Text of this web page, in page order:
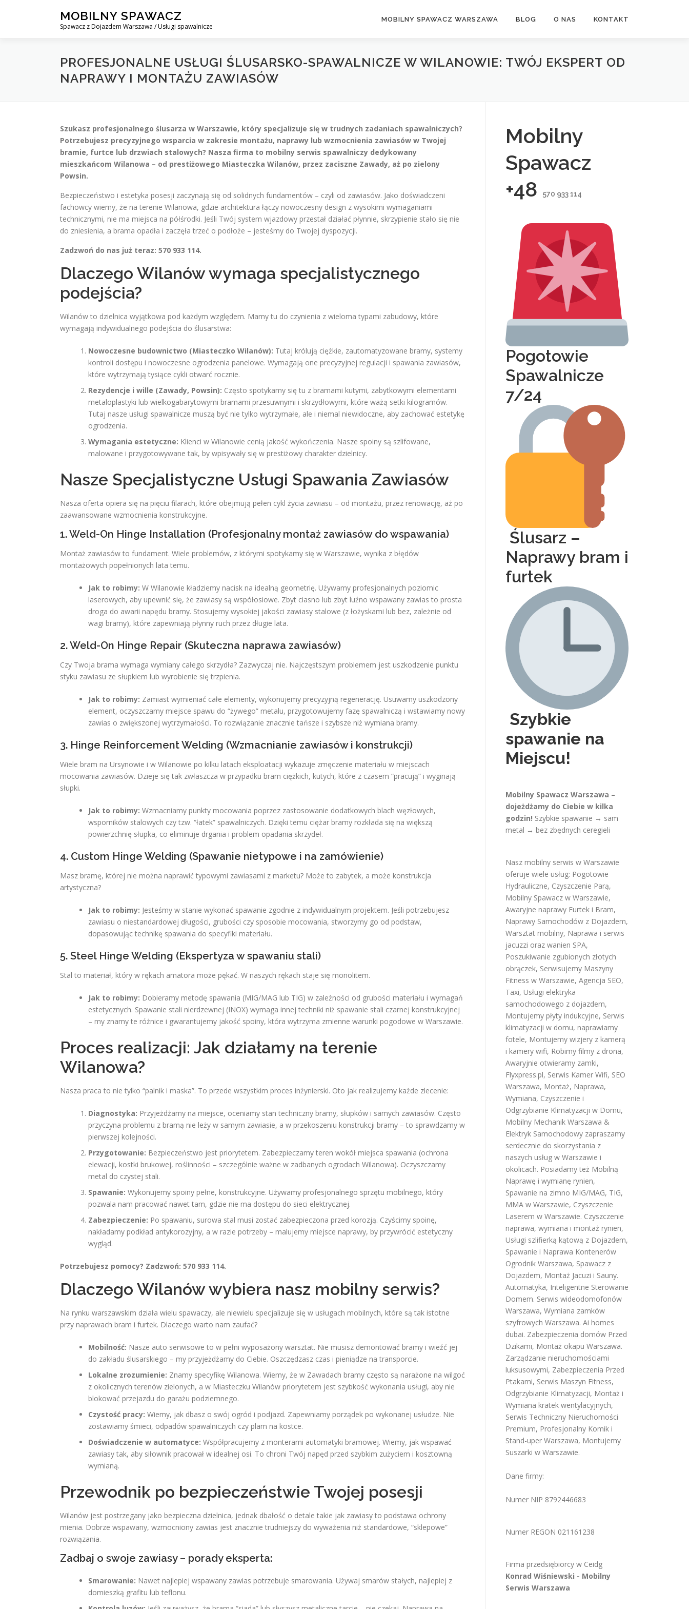
MOBILNY SPAWACZ
Spawacz z Dojazdem Warszawa / Usługi spawalnicze
MOBILNY SPAWACZ WARSZAWA BLOG O NAS KONTAKT
PROFESJONALNE USŁUGI ŚLUSARSKO-SPAWALNICZE W WILANOWIE: TWÓJ EKSPERT OD
NAPRAWY I MONTAŻU ZAWIASÓW
Szukasz profesjonalnego ślusarza w Warszawie, który specjalizuje się w trudnych zadaniach spawalniczych?
Potrzebujesz precyzyjnego wsparcia w zakresie montażu, naprawy lub wzmocnienia zawiasów w Twojej
bramie, furtce lub drzwiach stalowych? Nasza firma to mobilny serwis spawalniczy dedykowany
mieszkańcom Wilanowa – od prestiżowego Miasteczka Wilanów, przez zaciszne Zawady, aż po zielony
Powsin.
Bezpieczeństwo i estetyka posesji zaczynają się od solidnych fundamentów – czyli od zawiasów. Jako doświadczeni
fachowcy wiemy, że na terenie Wilanowa, gdzie architektura łączy nowoczesny design z wysokimi wymaganiami
technicznymi, nie ma miejsca na półśrodki. Jeśli Twój system wjazdowy przestał działać płynnie, skrzypienie stało się nie
do zniesienia, a brama opadła i zaczęła trzeć o podłoże – jesteśmy do Twojej dyspozycji.
Zadzwoń do nas już teraz: 570 933 114.
Dlaczego Wilanów wymaga specjalistycznego
podejścia?
Wilanów to dzielnica wyjątkowa pod każdym względem. Mamy tu do czynienia z wieloma typami zabudowy, które
wymagają indywidualnego podejścia do ślusarstwa:
Nowoczesne budownictwo (Miasteczko Wilanów): Tutaj królują ciężkie, zautomatyzowane bramy, systemy
kontroli dostępu i nowoczesne ogrodzenia panelowe. Wymagają one precyzyjnej regulacji i spawania zawiasów,
które wytrzymają tysiące cykli otwarć rocznie.
Rezydencje i wille (Zawady, Powsin): Często spotykamy się tu z bramami kutymi, zabytkowymi elementami
metaloplastyki lub wielkogabarytowymi bramami przesuwnymi i skrzydłowymi, które ważą setki kilogramów.
Tutaj nasze usługi spawalnicze muszą być nie tylko wytrzymałe, ale i niemal niewidoczne, aby zachować estetykę
ogrodzenia.
Wymagania estetyczne: Klienci w Wilanowie cenią jakość wykończenia. Nasze spoiny są szlifowane,
malowane i przygotowywane tak, by wpisywały się w prestiżowy charakter dzielnicy.
Nasze Specjalistyczne Usługi Spawania Zawiasów
Nasza oferta opiera się na pięciu filarach, które obejmują pełen cykl życia zawiasu – od montażu, przez renowację, aż po
zaawansowane wzmocnienia konstrukcyjne.
1. Weld-On Hinge Installation (Profesjonalny montaż zawiasów do wspawania)
Montaż zawiasów to fundament. Wiele problemów, z którymi spotykamy się w Warszawie, wynika z błędów
montażowych popełnionych lata temu.
Jak to robimy: W Wilanowie kładziemy nacisk na idealną geometrię. Używamy profesjonalnych poziomic
laserowych, aby upewnić się, że zawiasy są współosiowe. Zbyt ciasno lub zbyt luźno wspawany zawias to prosta
droga do awarii napędu bramy. Stosujemy wysokiej jakości zawiasy stalowe (z łożyskami lub bez, zależnie od
wagi bramy), które zapewniają płynny ruch przez długie lata.
2. Weld-On Hinge Repair (Skuteczna naprawa zawiasów)
Czy Twoja brama wymaga wymiany całego skrzydła? Zazwyczaj nie. Najczęstszym problemem jest uszkodzenie punktu
styku zawiasu ze słupkiem lub wyrobienie się trzpienia.
Jak to robimy: Zamiast wymieniać całe elementy, wykonujemy precyzyjną regenerację. Usuwamy uszkodzony
element, oczyszczamy miejsce spawu do “żywego” metalu, przygotowujemy fazę spawalniczą i wstawiamy nowy
zawias o zwiększonej wytrzymałości. To rozwiązanie znacznie tańsze i szybsze niż wymiana bramy.
3. Hinge Reinforcement Welding (Wzmacnianie zawiasów i konstrukcji)
Wiele bram na Ursynowie i w Wilanowie po kilku latach eksploatacji wykazuje zmęczenie materiału w miejscach
mocowania zawiasów. Dzieje się tak zwłaszcza w przypadku bram ciężkich, kutych, które z czasem “pracują” i wyginają
słupki.
Jak to robimy: Wzmacniamy punkty mocowania poprzez zastosowanie dodatkowych blach węzłowych,
wsporników stalowych czy tzw. “łatek” spawalniczych. Dzięki temu ciężar bramy rozkłada się na większą
powierzchnię słupka, co eliminuje drgania i problem opadania skrzydeł.
4. Custom Hinge Welding (Spawanie nietypowe i na zamówienie)
Masz bramę, której nie można naprawić typowymi zawiasami z marketu? Może to zabytek, a może konstrukcja
artystyczna?
Jak to robimy: Jesteśmy w stanie wykonać spawanie zgodnie z indywidualnym projektem. Jeśli potrzebujesz
zawiasu o niestandardowej długości, grubości czy sposobie mocowania, stworzymy go od podstaw,
dopasowując technikę spawania do specyfiki materiału.
5. Steel Hinge Welding (Ekspertyza w spawaniu stali)
Stal to materiał, który w rękach amatora może pękać. W naszych rękach staje się monolitem.
Jak to robimy: Dobieramy metodę spawania (MIG/MAG lub TIG) w zależności od grubości materiału i wymagań
estetycznych. Spawanie stali nierdzewnej (INOX) wymaga innej techniki niż spawanie stali czarnej konstrukcyjnej
– my znamy te różnice i gwarantujemy jakość spoiny, która wytrzyma zmienne warunki pogodowe w Warszawie.
Proces realizacji: Jak działamy na terenie
Wilanowa?
Nasza praca to nie tylko “palnik i maska”. To przede wszystkim proces inżynierski. Oto jak realizujemy każde zlecenie:
Diagnostyka: Przyjeżdżamy na miejsce, oceniamy stan techniczny bramy, słupków i samych zawiasów. Często
przyczyna problemu z bramą nie leży w samym zawiasie, a w przekoszeniu konstrukcji bramy – to sprawdzamy w
pierwszej kolejności.
Przygotowanie: Bezpieczeństwo jest priorytetem. Zabezpieczamy teren wokół miejsca spawania (ochrona
elewacji, kostki brukowej, roślinności – szczególnie ważne w zadbanych ogrodach Wilanowa). Oczyszczamy
metal do czystej stali.
Spawanie: Wykonujemy spoiny pełne, konstrukcyjne. Używamy profesjonalnego sprzętu mobilnego, który
pozwala nam pracować nawet tam, gdzie nie ma dostępu do sieci elektrycznej.
Zabezpieczenie: Po spawaniu, surowa stal musi zostać zabezpieczona przed korozją. Czyścimy spoinę,
nakładamy podkład antykorozyjny, a w razie potrzeby – malujemy miejsce naprawy, by przywrócić estetyczny
wygląd.
Potrzebujesz pomocy? Zadzwoń: 570 933 114.
Dlaczego Wilanów wybiera nasz mobilny serwis?
Na rynku warszawskim działa wielu spawaczy, ale niewielu specjalizuje się w usługach mobilnych, które są tak istotne
przy naprawach bram i furtek. Dlaczego warto nam zaufać?
Mobilność: Nasze auto serwisowe to w pełni wyposażony warsztat. Nie musisz demontować bramy i wieźć jej
do zakładu ślusarskiego – my przyjeżdżamy do Ciebie. Oszczędzasz czas i pieniądze na transporcie.
Lokalne zrozumienie: Znamy specyfikę Wilanowa. Wiemy, że w Zawadach bramy często są narażone na wilgoć
z okolicznych terenów zielonych, a w Miasteczku Wilanów priorytetem jest szybkość wykonania usługi, aby nie
blokować przejazdu do garażu podziemnego.
Czystość pracy: Wiemy, jak dbasz o swój ogród i podjazd. Zapewniamy porządek po wykonanej usłudze. Nie
zostawiamy śmieci, odpadów spawalniczych czy plam na kostce.
Doświadczenie w automatyce: Współpracujemy z monterami automatyki bramowej. Wiemy, jak wspawać
zawiasy tak, aby siłownik pracował w idealnej osi. To chroni Twój napęd przed szybkim zużyciem i kosztowną
wymianą.
Przewodnik po bezpieczeństwie Twojej posesji
Wilanów jest postrzegany jako bezpieczna dzielnica, jednak dbałość o detale takie jak zawiasy to podstawa ochrony
mienia. Dobrze wspawany, wzmocniony zawias jest znacznie trudniejszy do wyważenia niż standardowe, “sklepowe”
rozwiązania.
Zadbaj o swoje zawiasy – porady eksperta:
Smarowanie: Nawet najlepiej wspawany zawias potrzebuje smarowania. Używaj smarów stałych, najlepiej z
domieszką grafitu lub teflonu.
Mobilny
Spawacz
+48
570 933 114
Pogotowie
Spawalnicze
7/24
Ślusarz –
Naprawy bram i
furtek
Szybkie
spawanie na
Miejscu!
Mobilny Spawacz Warszawa –
dojeżdżamy do Ciebie w kilka
godzin! Szybkie spawanie → sam
metal → bez zbędnych ceregieli
Nasz mobilny serwis w Warszawie
oferuje wiele usług: Pogotowie
Hydrauliczne, Czyszczenie Parą,
Mobilny Spawacz w Warszawie,
Awaryjne naprawy Furtek i Bram,
Naprawy Samochodów z Dojazdem,
Warsztat mobilny, Naprawa i serwis
jacuzzi oraz wanien SPA,
Poszukiwanie zgubionych złotych
obrączek, Serwisujemy Maszyny
Fitness w Warszawie, Agencja SEO,
Taxi, Usługi elektryka
samochodowego z dojazdem,
Montujemy płyty indukcyjne, Serwis
klimatyzacji w domu, naprawiamy
fotele, Montujemy wizjery z kamerą
i kamery wifi, Robimy filmy z drona,
Awaryjnie otwieramy zamki,
Flyxpress.pl, Serwis Kamer Wifi, SEO
Warszawa, Montaż, Naprawa,
Wymiana, Czyszczenie i
Odgrzybianie Klimatyzacji w Domu,
Mobilny Mechanik Warszawa &
Elektryk Samochodowy zapraszamy
serdecznie do skorzystania z
naszych usług w Warszawie i
okolicach. Posiadamy też Mobilną
Naprawę i wymianę rynien,
Spawanie na zimno MIG/MAG, TIG,
MMA w Warszawie, Czyszczenie
Laserem w Warszawie. Czyszczenie
naprawa, wymiana i montaż rynien,
Usługi szlifierką kątową z Dojazdem,
Spawanie i Naprawa Kontenerów
Ogrodnik Warszawa, Spawacz z
Dojazdem, Montaż Jacuzi i Sauny.
Automatyka, Inteligentne Sterowanie
Domem. Serwis wideodomofonów
Warszawa, Wymiana zamków
szyfrowych Warszawa. Ai homes
dubai. Zabezpieczenia domów Przed
Dzikami, Montaż okapu Warszawa.
Zarządzanie nieruchomościami
luksusowymi, Zabezpieczenia Przed
Ptakami, Serwis Maszyn Fitness,
Odgrzybianie Klimatyzacji, Montaż i
Wymiana kratek wentylacyjnych,
Serwis Techniczny Nieruchomości
Premium, Profesjonalny Komik i
Stand-uper Warszawa, Montujemy
Suszarki w Warszawie.
Dane firmy:
Numer NIP 8792446683
Numer REGON 021161238
Firma przedsiębiorcy w Ceidg
Konrad Wiśniewski - Mobilny
Serwis Warszawa